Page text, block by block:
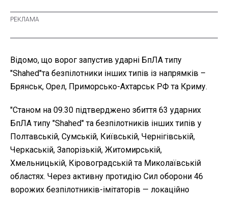
Відомо, що ворог запустив ударні БпЛА типу
"Shahed"та безпілотники інших типів із напрямків –
Брянськ, Орел, Приморсько-Ахтарськ РФ та Криму.
"Станом на 09.30 підтверджено збиття 63 ударних
БпЛА типу "Shahed" та безпілотників інших типів у
Полтавській, Сумській, Київській, Чернігівській,
Черкаській, Запорізькій, Житомирській,
Хмельницькій, Кіровоградській та Миколаївській
областях. Через активну протидію Сил оборони 46
ворожих безпілотників-імітаторів — локаційно